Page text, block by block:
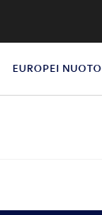
EUROPEI NUOTO